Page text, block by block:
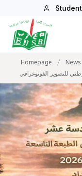
Homepage / News
للتصوير الفوتوغرافي